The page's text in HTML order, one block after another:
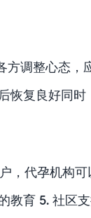
调整心态
恢复良好同
，代孕机构
教育 5. 社区